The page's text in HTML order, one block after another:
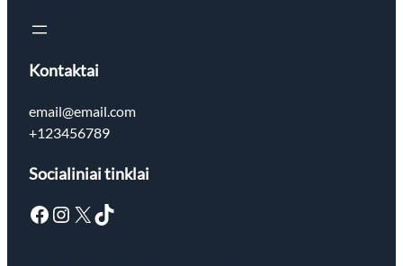
Kontaktai
email@email.com
+123456789
Socialiniai tinklai
Facebook Instagram X TikTok